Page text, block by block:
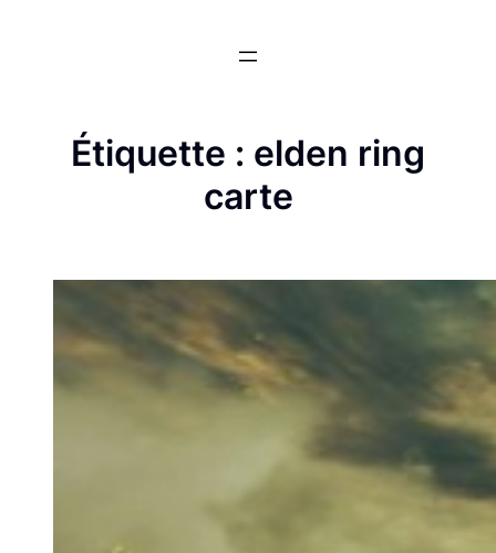
Étiquette : elden ring
carte